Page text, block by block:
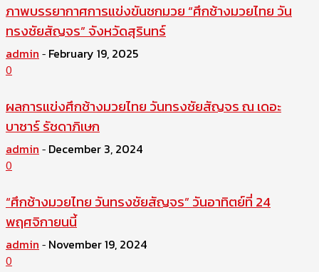
ภาพบรรยากาศการแข่งขันชกมวย “ศึกช้างมวยไทย วัน
ทรงชัยสัญจร” จังหวัดสุรินทร์
admin - February 19, 2025
0
ผลการแข่งศึกช้างมวยไทย วันทรงชัยสัญจร ณ เดอะ
บาซาร์ รัชดาภิเษก
admin - December 3, 2024
0
“ศึกช้างมวยไทย วันทรงชัยสัญจร” วันอาทิตย์ที่ 24
พฤศจิกายนนี้
admin - November 19, 2024
0